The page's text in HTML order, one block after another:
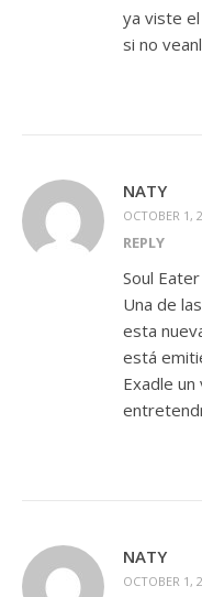
ya viste
si no
NATY
OCTOBER 1,
REPLY
Soul Eater
Una de
esta
está
Exadle
NATY
OCTOBER 1,